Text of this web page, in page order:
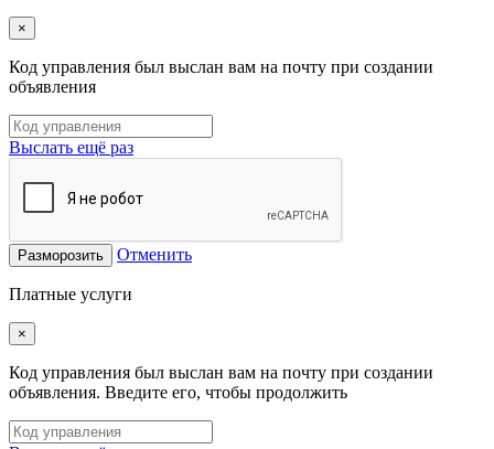
×
Код управления был выслан вам на почту при создании
объявления
Выслать ещё раз
Разморозить Отменить
Платные услуги
×
Код управления был выслан вам на почту при создании
объявления. Введите его, чтобы продолжить